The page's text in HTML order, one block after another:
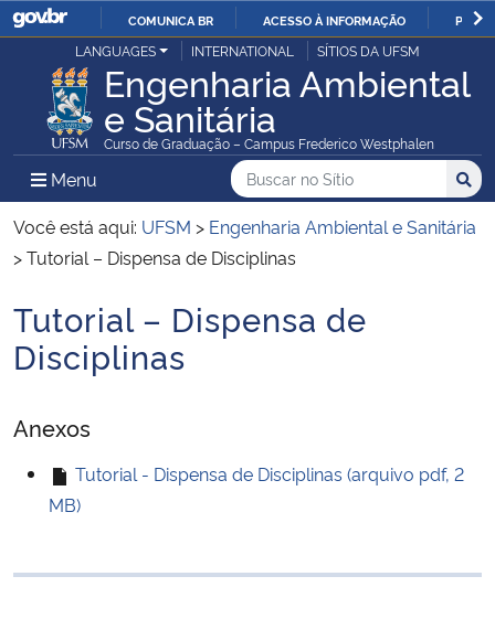
IR
PARA
O
CONTEÚDO
COMUNICA BR ACESSO À INFORMAÇÃO
Ministério da Justiça e Segurança Pública
Ministério da Defesa
Ministério das Relações Exteriores
Ministério da Infraestrutura
Ministério da Cidadania
Ministério da Saúde
LANGUAGES INTERNATIONAL SÍTIOS DA UFSM
Engenharia Ambiental
e Sanitária
Curso de Graduação – Campus Frederico Westphalen
Menu Menu Principal do Sítio
Busca
Buscar no no Sítio
Busca:
Você está aqui: UFSM > Engenharia Ambiental e Sanitária
>Tutorial – Dispensa de Disciplinas
Início do conteúdo
Tutorial – Dispensa de
Disciplinas
Anexos
Tutorial - Dispensa de Disciplinas (arquivo pdf, 2
MB)